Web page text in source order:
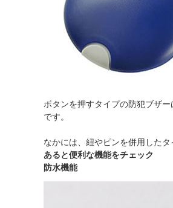
ボタンを押すタイプの防犯ブザ
です。
なかには、紐やピンを併用したタ
あると便利な機能をチェック
防水機能